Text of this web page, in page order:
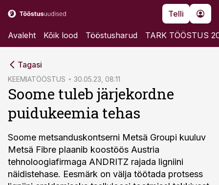
Telli
Avaleht Kõik lood Tööstusharud TARK TÖÖSTUS
Tagasi
KEEMIATÖÖSTUS 30.05.23, 08:11
Soome tuleb järjekordne
puidukeemia tehas
Soome metsanduskontserni Metsä Groupi kuuluv
Metsä Fibre plaanib koostöös Austria
tehnoloogiafirmaga ANDRITZ rajada ligniini
näidistehase. Eesmärk on välja töötada protsess